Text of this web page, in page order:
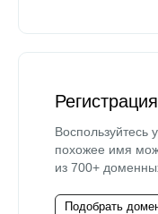
похожее имя
из 700+
Подобрать